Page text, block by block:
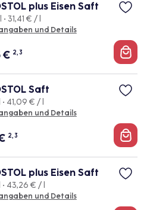
plus Eisen Saft
31,41 € / l
und Details
€ 2, 3
Saft
41,09 € / l
und Details
2, 3
plus Eisen Saft
43,26 € / l
und Details